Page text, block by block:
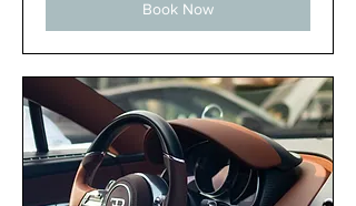
Book Now